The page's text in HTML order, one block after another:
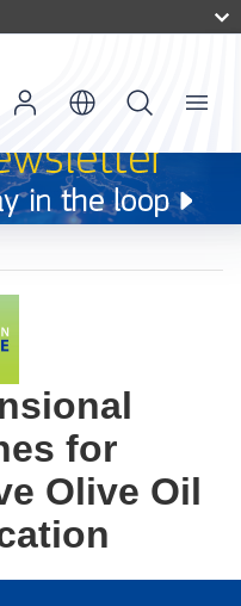
Menu
for
Olive Oil